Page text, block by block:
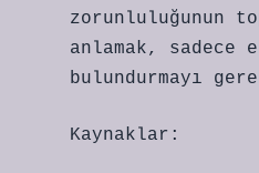
zorunluluğunun
anlamak,
bulundurmayı
Kaynaklar: